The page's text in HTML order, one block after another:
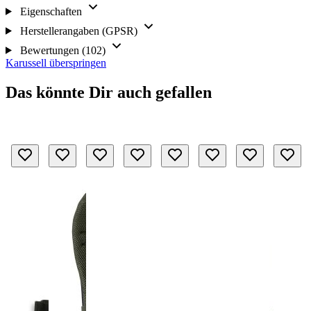
Eigenschaften
Herstellerangaben (GPSR)
Bewertungen (102)
Karussell überspringen
Das könnte Dir auch gefallen